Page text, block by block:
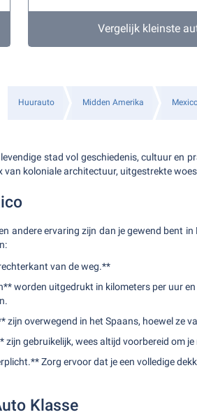
Vergelijk kleinste
Huurauto Midden Amerika
stad vol geschiedenis, cultuur en
van koloniale architectuur, uitgestrekte
andere ervaring zijn dan je gewend bent
van de weg.**
worden uitgedrukt in kilometers per uur
zijn overwegend in het Spaans, hoewel ze
gebruikelijk, wees altijd voorbereid om
Zorg ervoor dat je een volledige
Klasse